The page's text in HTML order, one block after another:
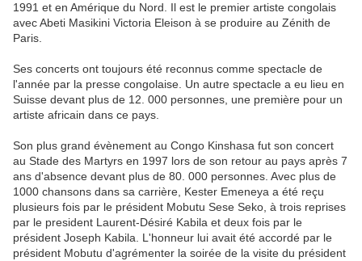
1991 et en Amérique du Nord. Il est le premier artiste congolais
avec Abeti Masikini Victoria Eleison à se produire au Zénith de
Paris.
Ses concerts ont toujours été reconnus comme spectacle de
l'année par la presse congolaise. Un autre spectacle a eu lieu en
Suisse devant plus de 12. 000 personnes, une première pour un
artiste africain dans ce pays.
Son plus grand évènement au Congo Kinshasa fut son concert
au Stade des Martyrs en 1997 lors de son retour au pays après 7
ans d'absence devant plus de 80. 000 personnes. Avec plus de
1000 chansons dans sa carrière, Kester Emeneya a été reçu
plusieurs fois par le président Mobutu Sese Seko, à trois reprises
par le president Laurent-Désiré Kabila et deux fois par le
président Joseph Kabila. L'honneur lui avait été accordé par le
président Mobutu d'agrémenter la soirée de la visite du président